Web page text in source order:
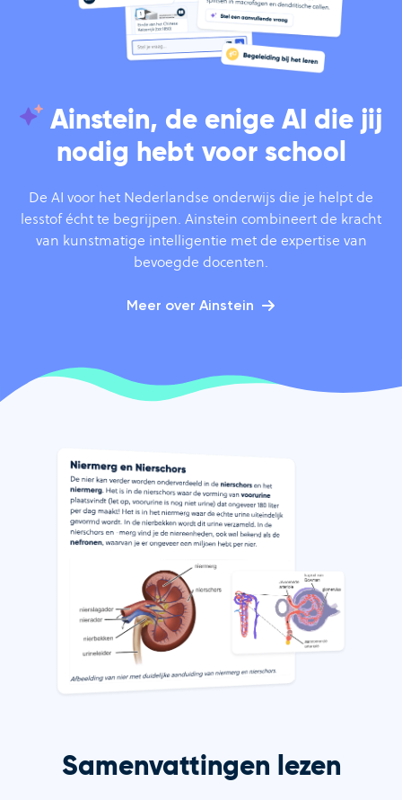
Ainstein, de enige AI die jij
nodig hebt voor school
De AI voor het Nederlandse onderwijs die je helpt de
lesstof écht te begrijpen. Ainstein combineert de kracht
van kunstmatige intelligentie met de expertise van
bevoegde docenten.
Meer over Ainstein
Samenvattingen lezen